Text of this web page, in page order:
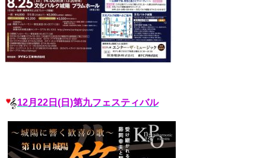
12月22日(日)第九フェスティバル